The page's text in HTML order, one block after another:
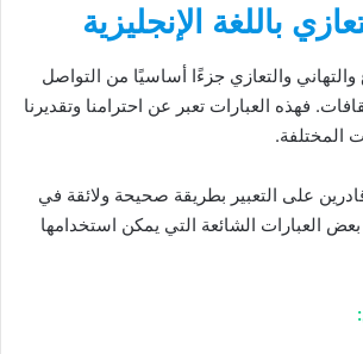
باللغة الإنجليزية
والتهاني والتعازي جزءًا أساسيًا من التواصل
فهذه العبارات تعبر عن احترامنا وتقديرنا
المختلفة.
على التعبير بطريقة صحيحة ولائقة في
بعض العبارات الشائعة التي يمكن استخدامها